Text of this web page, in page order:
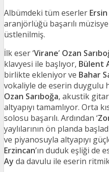
Albümdeki tüm eserler
aranjörlüğü başarılı
üstlenilmiş.
İlk eser ‘Virane’ Ozan
klavyesi ile başlıyor, Bülent
birlikte ekleniyor ve Bahar
vokaliyle de eserin duygulu
Ozan Sarıboğa, akustik
altyapıyı tamamlıyor. Orta
solosu başarılı. Ardından ‘
yaylılarının ön planda
ve piyanosuyla altyapıyı
Erzincan’ın duduk eşliği de
Ay da davulu ile eserin ritmik